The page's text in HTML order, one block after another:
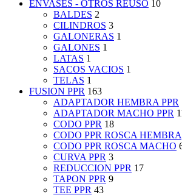
ENVASES - OTROS REUSO 10
BALDES 2
CILINDROS 3
GALONERAS 1
GALONES 1
LATAS 1
SACOS VACIOS 1
TELAS 1
FUSION PPR 163
ADAPTADOR HEMBRA PPR
ADAPTADOR MACHO PPR
CODO PPR 18
CODO PPR ROSCA HEMBRA
CODO PPR ROSCA MACHO
CURVA PPR 3
REDUCCION PPR 17
TAPON PPR 9
TEE PPR 43